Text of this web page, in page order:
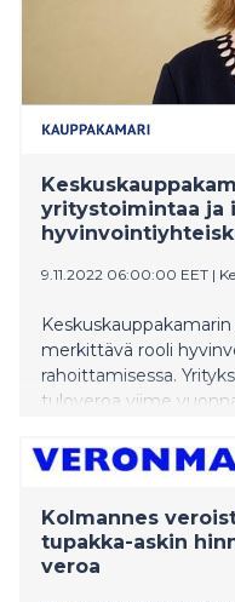
yritystoimintaa ja
9.11.2022 06:00:00 EET |
merkittävä rooli
rahoittamisessa.
tuloveroa viime
kymmenkertainen
nähden.
kymmeniin
Kolmannes
tupakka-askin
veroa